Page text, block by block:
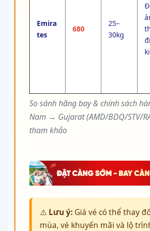
So sánh hãng bay & chính sách
Nam → Gujarat (AMD/BDQ/STV/
tham khảo
Emira
tes
680
25–
30kg
⚠️ Lưu ý:Giá vé có thể thay
mùa, vé khuyến mãi và lộ